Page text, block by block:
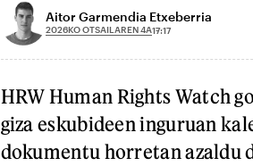
Aitor Garmendia Etxeberria
2026KO OTSAILAREN 4A17:17
HRW Human Rights Watch
giza eskubideen inguruan
dokumentu horretan azaldu